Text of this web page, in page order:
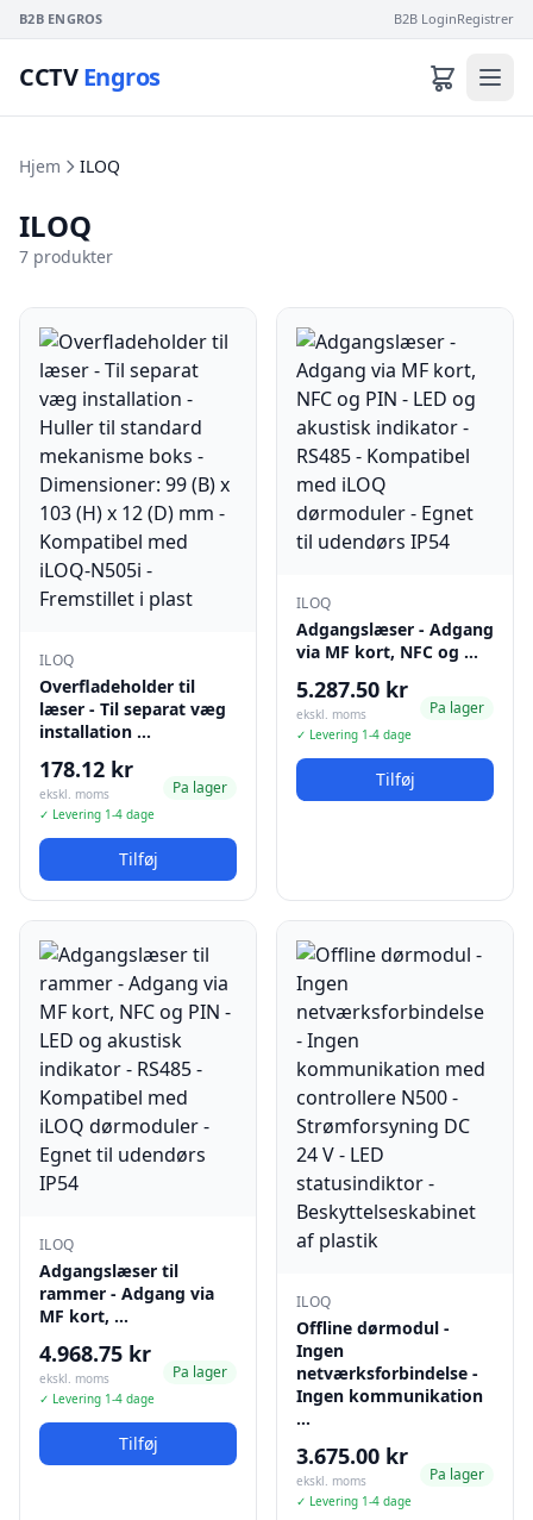
B2B ENGROS B2B LoginRegistrer
CCTVEngros
Hjem ILOQ
ILOQ
7 produkter
ILOQ
Overfladeholder til
læser - Til separat væg
installation …
178.12 kr
ekskl. moms
✓ Levering 1-4 dage
Pa lager
Tilføj
ILOQ
Adgangslæser - Adgang
via MF kort, NFC og …
5.287.50 kr
ekskl. moms
✓ Levering 1-4 dage
Pa lager
Tilføj
ILOQ
Adgangslæser til
rammer - Adgang via
MF kort, …
4.968.75 kr
ekskl. moms
✓ Levering 1-4 dage
Pa lager
Tilføj
ILOQ
Offline dørmodul -
Ingen
netværksforbindelse -
Ingen kommunikation
…
3.675.00 kr
ekskl. moms
✓ Levering 1-4 dage
Pa lager